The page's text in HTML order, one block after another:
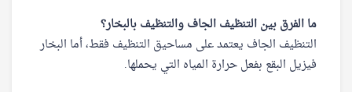
ما الفرق بين التنظيف الجاف والتنظيف بالبخار؟
التنظيف الجاف يعتمد على مساحيق التنظيف فقط، أما البخار
فيزيل البقع بفعل حرارة المياه التي يحملها.